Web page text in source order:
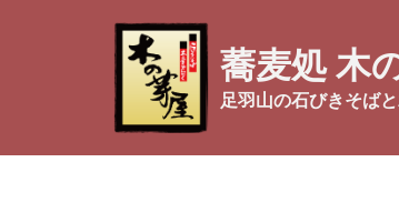
へ
蕎麦処 木
足羽山の石びきそば